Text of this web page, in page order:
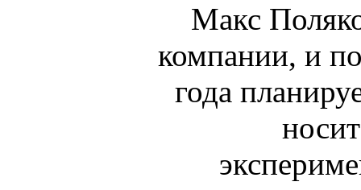
Макс
компании, и
года